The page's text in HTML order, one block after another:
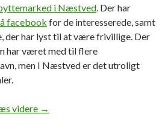
i Næstved. Der har
facebook for de interesserede, samt
der har lyst til at være frivillige. Der
har været med til flere
men I Næstved er det utroligt
videre Næstved Byttemarked d. 1.
→